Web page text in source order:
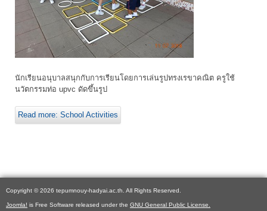
นักเรียนอนุบาลสนุกกับการเรียนโดยการเล่นรูปทรงเรขาคณิต ครูใช้
นวัตกรรมท่อ upvc ดัดขึ้นรูป
Read more: School Activities
Copyright © 2026 tepumnouy-hadyai.ac.th. All Rights Reserved.
Joomla! is Free Software released under the GNU General Public License.